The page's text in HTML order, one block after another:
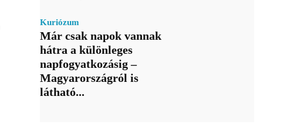
Kuriózum
Már csak napok vannak
hátra a különleges
napfogyatkozásig –
Magyarországról is
látható...